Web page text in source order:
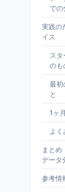
での
実践の
イス
ス
のも
最初
と
1ヶ
よ
まとめ
データ
参考情